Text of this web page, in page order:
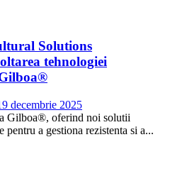
Solutions
tehnologiei
decembrie 2025
Gilboa®, oferind noi solutii
a gestiona rezistenta si a...